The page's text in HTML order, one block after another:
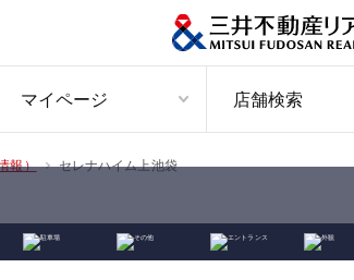
マイページ 店舗検索
報） セレナハイム上池袋